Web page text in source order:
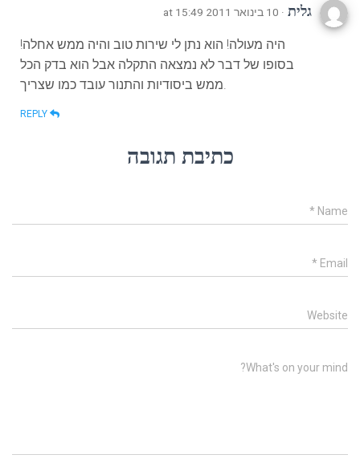
גלית · 10 בינואר 2011 at 15:49
היה מעולה! הוא נתן לי שירות טוב והיה ממש אחלה!
בסופו של דבר לא נמצאה התקלה אבל הוא בדק הכל
ממש ביסודיות והתנור עובד כמו שצריך.
כתיבת תגובה
Name
*
Email
*
Website
What's on your mind?